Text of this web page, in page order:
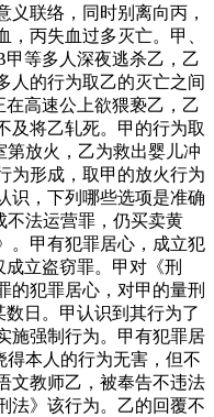
义联络，同时别离向丙，
丙失血过多灭亡。甲、
等多人深夜逃杀乙，乙
人的行为取乙的灭亡之间
高速公上欲猥亵乙，乙
及将乙轧死。甲的行为取
放火，乙为救出婴儿冲
为形成，取甲的放火行为
识，下列哪些选项是准确
不法运营罪，仍买卖黄
。甲有犯罪居心，成立犯
立盗窃罪。甲对《刑
的犯罪居心，对甲的量刑
日。甲认识到其行为了
施强制行为。甲有犯罪居
本人的行为无害，但不
文教师乙，被奉告不违法
法》该行为。乙的回覆不